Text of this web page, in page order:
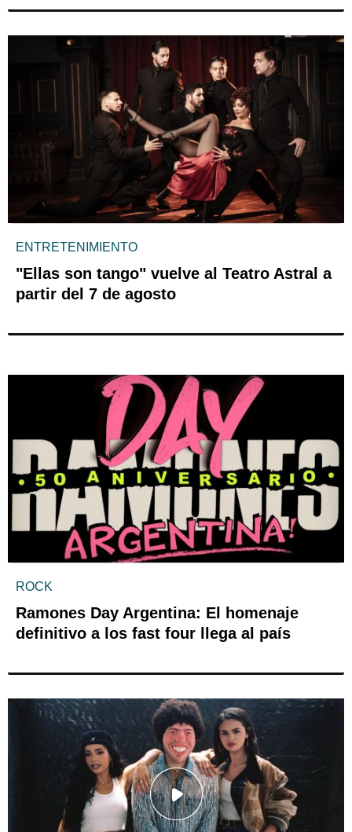
ENTRETENIMIENTO
"Ellas son tango" vuelve al Teatro Astral a
partir del 7 de agosto
ROCK
Ramones Day Argentina: El homenaje
definitivo a los fast four llega al país